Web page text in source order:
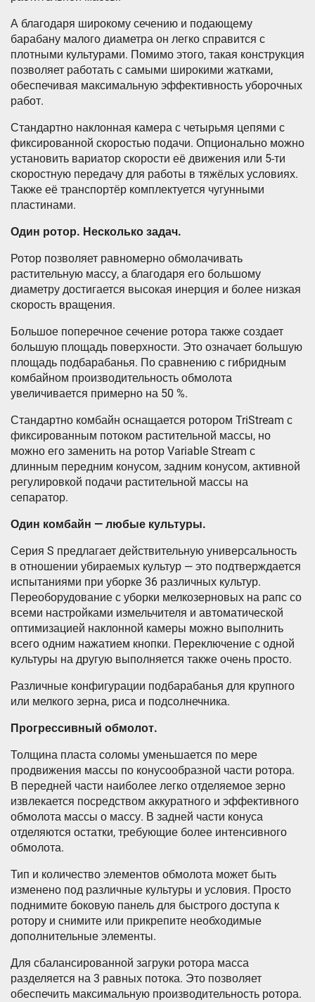
А благодаря широкому сечению и подающему
барабану малого диаметра он легко справится с
плотными культурами. Помимо этого, такая конструкция
позволяет работать с самыми широкими жатками,
обеспечивая максимальную эффективность уборочных
работ.
Стандартно наклонная камера с четырьмя цепями с
фиксированной скоростью подачи. Опционально можно
установить вариатор скорости её движения или 5-ти
скоростную передачу для работы в тяжёлых условиях.
Также её транспортёр комплектуется чугунными
пластинами.
Один ротор. Несколько задач.
Ротор позволяет равномерно обмолачивать
растительную массу, а благодаря его большому
диаметру достигается высокая инерция и более низкая
скорость вращения.
Большое поперечное сечение ротора также создает
большую площадь поверхности. Это означает большую
площадь подбарабанья. По сравнению с гибридным
комбайном производительность обмолота
увеличивается примерно на 50 %.
Стандартно комбайн оснащается ротором TriStream с
фиксированным потоком растительной массы, но
можно его заменить на ротор Variable Stream с
длинным передним конусом, задним конусом, активной
регулировкой подачи растительной массы на
сепаратор.
Один комбайн — любые культуры.
Серия S предлагает действительную универсальность
в отношении убираемых культур — это подтверждается
испытаниями при уборке 36 различных культур.
Переоборудование с уборки мелкозерновых на рапс со
всеми настройками измельчителя и автоматической
оптимизацией наклонной камеры можно выполнить
всего одним нажатием кнопки. Переключение с одной
культуры на другую выполняется также очень просто.
Различные конфигурации подбарабанья для крупного
или мелкого зерна, риса и подсолнечника.
Прогрессивный обмолот.
Толщина пласта соломы уменьшается по мере
продвижения массы по конусообразной части ротора.
В передней части наиболее легко отделяемое зерно
извлекается посредством аккуратного и эффективного
обмолота массы о массу. В задней части конуса
отделяются остатки, требующие более интенсивного
обмолота.
Тип и количество элементов обмолота может быть
изменено под различные культуры и условия. Просто
поднимите боковую панель для быстрого доступа к
ротору и снимите или прикрепите необходимые
дополнительные элементы.
Для сбалансированной загруки ротора масса
разделяется на 3 равных потока. Это позволяет
обеспечить максимальную производительность ротора.